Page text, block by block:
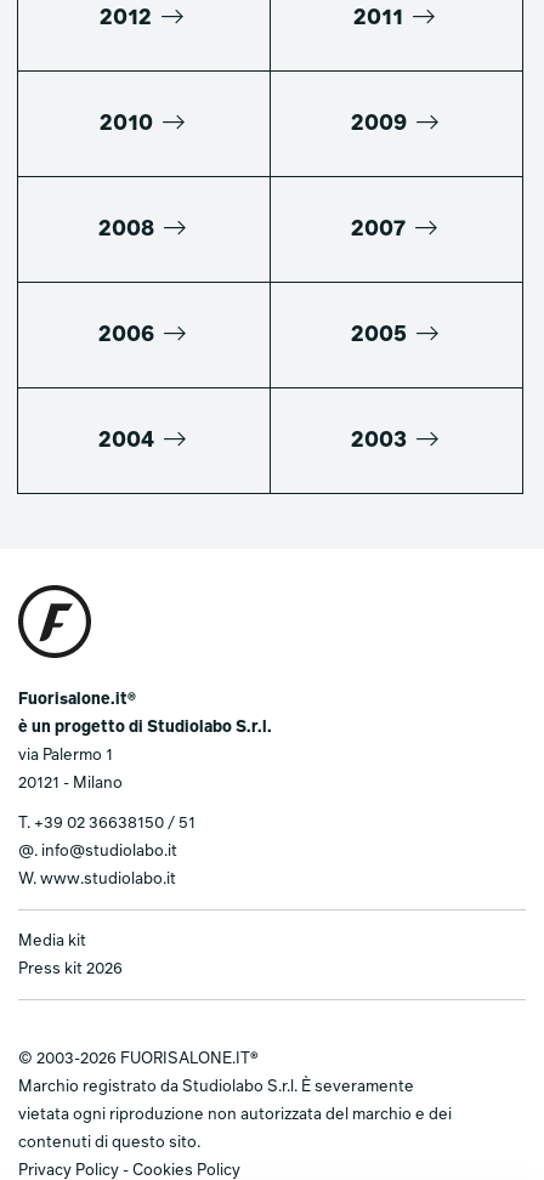
2012 2011
2010 2009
2008 2007
2006 2005
2004 2003
Fuorisalone.it®
è un progetto di Studiolabo S.r.l.
via Palermo 1
20121 - Milano
T. +39 02 36638150 / 51
@. info@studiolabo.it
W. www.studiolabo.it
Media kit
Press kit 2026
© 2003-2026 FUORISALONE.IT®
Marchio registrato da Studiolabo S.r.l. È severamente
vietata ogni riproduzione non autorizzata del marchio e dei
contenuti di questo sito.
Privacy Policy - Cookies Policy